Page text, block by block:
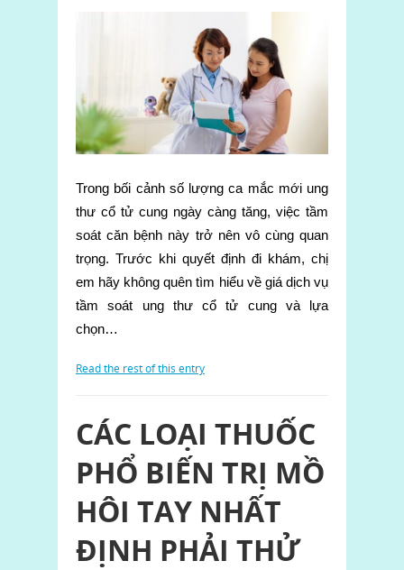
Trong bối cảnh số lượng ca mắc mới ung
thư cổ tử cung ngày càng tăng, việc tầm
soát căn bệnh này trở nên vô cùng quan
trọng. Trước khi quyết định đi khám, chị
em hãy không quên tìm hiểu về giá dịch vụ
tầm soát ung thư cổ tử cung và lựa
chọn…
Read the rest of this entry
CÁC LOẠI THUỐC
PHỔ BIẾN TRỊ MỒ
HÔI TAY NHẤT
ĐỊNH PHẢI THỬ